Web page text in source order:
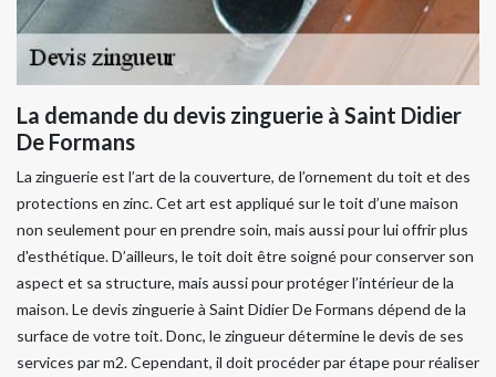
La demande du devis zinguerie à Saint Didier
De Formans
La zinguerie est l’art de la couverture, de l’ornement du toit et des
protections en zinc. Cet art est appliqué sur le toit d’une maison
non seulement pour en prendre soin, mais aussi pour lui offrir plus
d'esthétique. D’ailleurs, le toit doit être soigné pour conserver son
aspect et sa structure, mais aussi pour protéger l’intérieur de la
maison. Le devis zinguerie à Saint Didier De Formans dépend de la
surface de votre toit. Donc, le zingueur détermine le devis de ses
services par m2. Cependant, il doit procéder par étape pour réaliser